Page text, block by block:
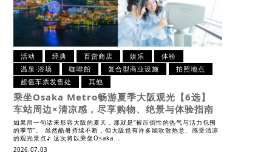
活动 经典 百货商店 娱乐
体验
温泉·浴场
咖啡館 复合型商业设施
拍照地点
超值车票发售处
其他
乘坐Osaka Metro畅游夏季大阪观光【6选】
车站周边×清凉感，尽享购物、绝景与体验指南
如果用一句话来形容大阪的夏天，那就是“被压倒性的热气与活力包围
的季节”。 虽然酷暑持续不断，但大阪也有许多能吹散热意、感受清凉
的观光景点♪ 这次将以乘坐Osaka …
2026.07.03